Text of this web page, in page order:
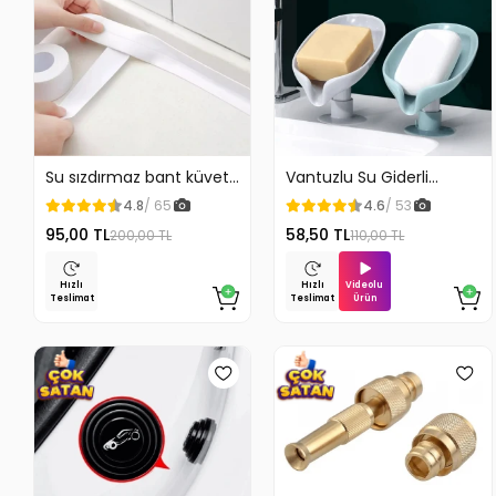
Su sızdırmaz bant küvet
Tezgah tamir bandı
4.8/ 65
95,00 TL200,00 TL
Hızlı
Teslimat
Vantuzlu Su Giderli
Sabunluk Kaymaz
4.6/ 53
58,50 TL110,00 TL
Hızlı
Teslimat
Videolu
Ürün